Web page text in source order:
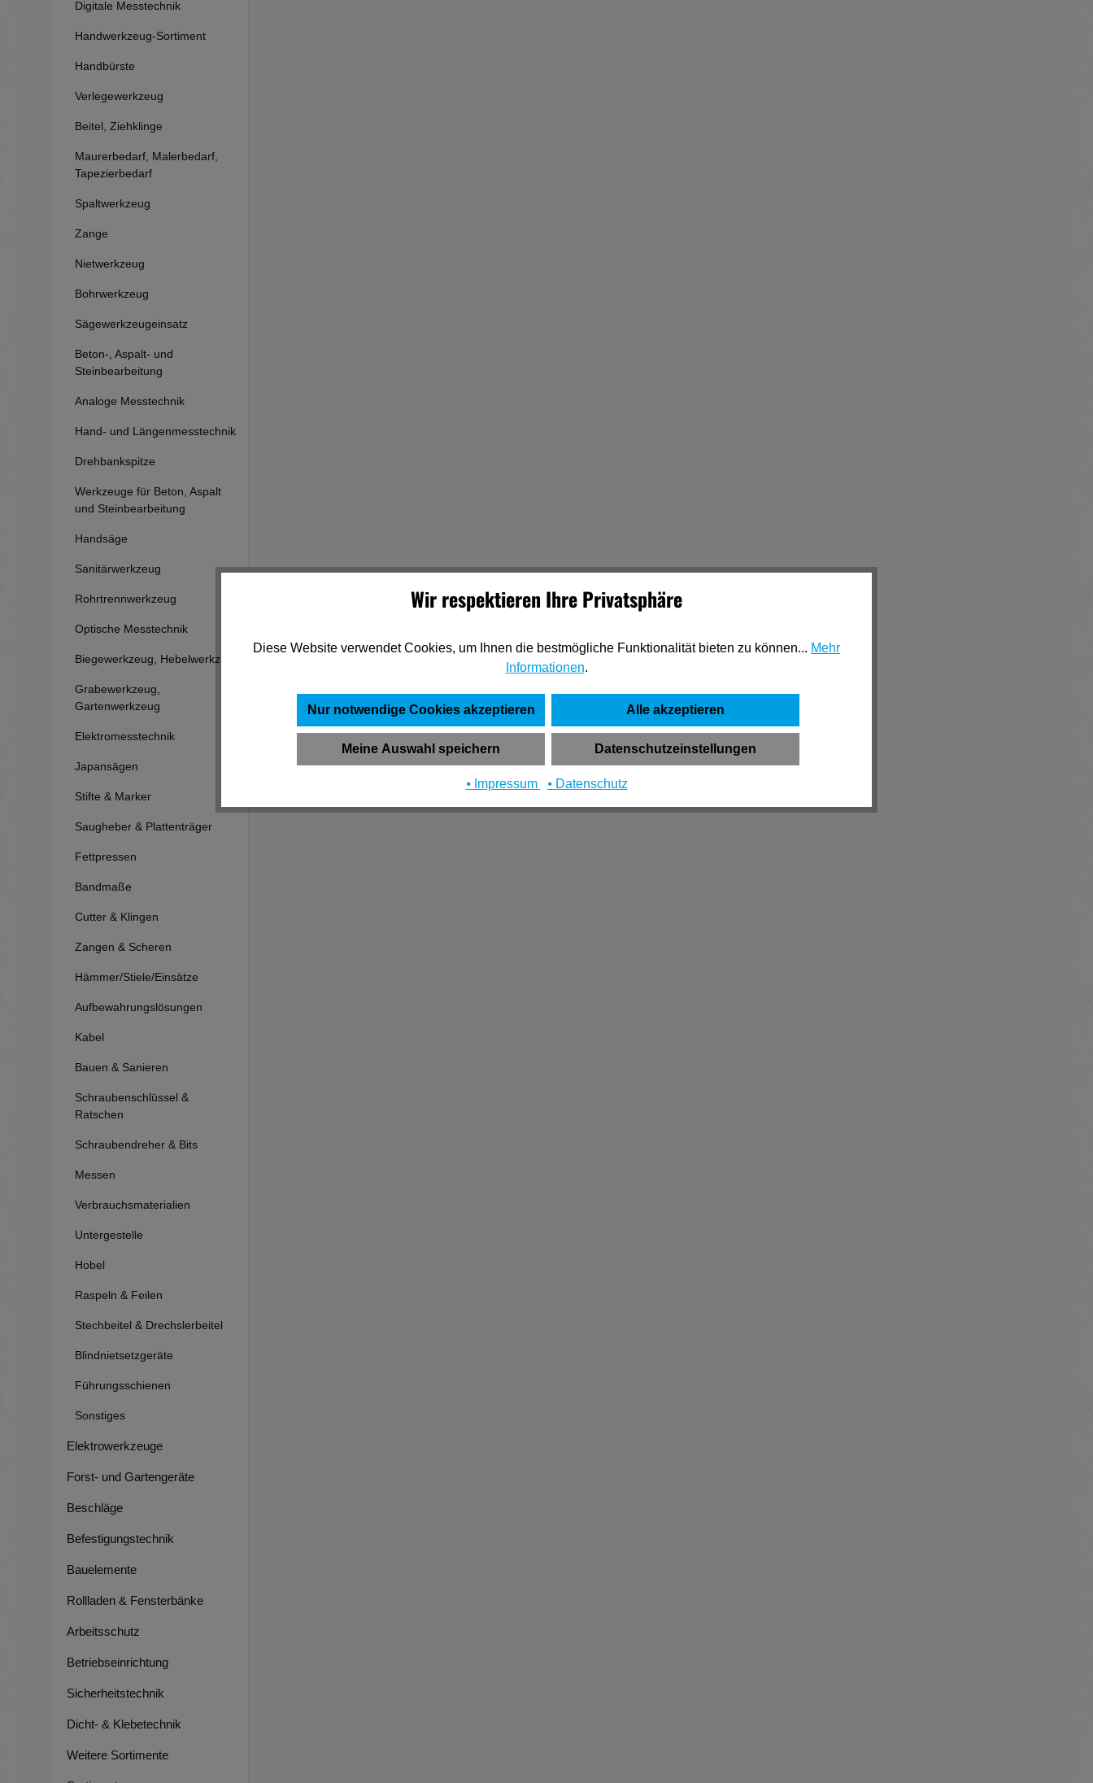
Digitale Messtechnik
Handwerkzeug-Sortiment
Handbürste
Verlegewerkzeug
Beitel, Ziehklinge
Maurerbedarf, Malerbedarf,
Tapezierbedarf
Spaltwerkzeug
Zange
Nietwerkzeug
Bohrwerkzeug
Sägewerkzeugeinsatz
Beton-, Aspalt- und
Steinbearbeitung
Analoge Messtechnik
Hand- und Längenmesstechnik
Drehbankspitze
Werkzeuge für Beton, Aspalt
und Steinbearbeitung
Handsäge
Sanitärwerkzeug
Rohrtrennwerkzeug
Optische Messtechnik
Biegewerkzeug, Hebelwerkzeug
Grabewerkzeug,
Gartenwerkzeug
Elektromesstechnik
Japansägen
Stifte & Marker
Saugheber & Plattenträger
Fettpressen
Bandmaße
Cutter & Klingen
Zangen & Scheren
Hämmer/Stiele/Einsätze
Aufbewahrungslösungen
Kabel
Bauen & Sanieren
Schraubenschlüssel &
Ratschen
Schraubendreher & Bits
Messen
Verbrauchsmaterialien
Untergestelle
Hobel
Raspeln & Feilen
Stechbeitel & Drechslerbeitel
Blindnietsetzgeräte
Führungsschienen
Sonstiges
Elektrowerkzeuge
Forst- und Gartengeräte
Beschläge
Befestigungstechnik
Bauelemente
Rollladen & Fensterbänke
Arbeitsschutz
Betriebseinrichtung
Sicherheitstechnik
Dicht- & Klebetechnik
Weitere Sortimente
Wir respektieren Ihre Privatsphäre
Diese Website verwendet Cookies, um Ihnen die bestmögliche Funktionalität bieten zu können... Mehr
Informationen.
Nur notwendige Cookies akzeptieren Alle akzeptieren
Meine Auswahl speichern Datenschutzeinstellungen
⦁ Impressum ⦁ Datenschutz